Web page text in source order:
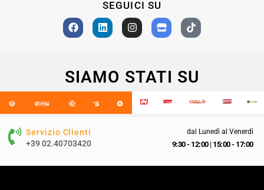
SEGUICI SU
SIAMO STATI SU
Servizio Clienti
+39 02.40703420
dal Lunedì al Venerdì
9:30 - 12:00| 15:00 - 17:00